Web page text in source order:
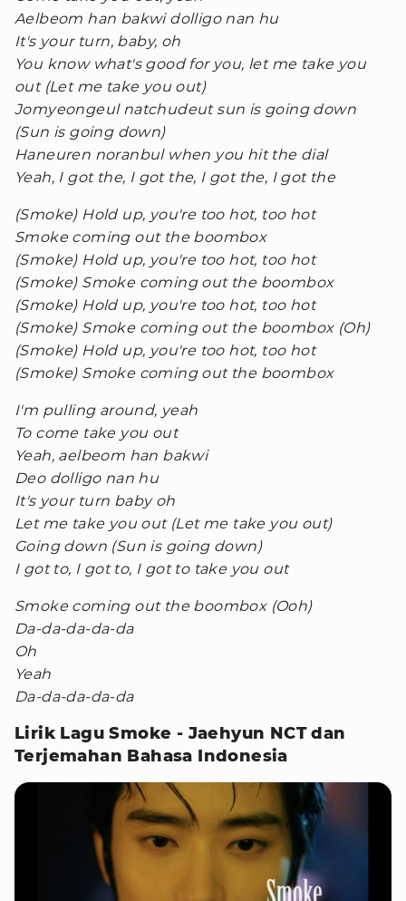
Aelbeom han bakwi dolligo nan hu
It's your turn, baby, oh
You know what's good for you, let me take you
out (Let me take you out)
Jomyeongeul natchudeut sun is going down
(Sun is going down)
Haneuren noranbul when you hit the dial
Yeah, I got the, I got the, I got the, I got the
(Smoke) Hold up, you're too hot, too hot
Smoke coming out the boombox
(Smoke) Hold up, you're too hot, too hot
(Smoke) Smoke coming out the boombox
(Smoke) Hold up, you're too hot, too hot
(Smoke) Smoke coming out the boombox (Oh)
(Smoke) Hold up, you're too hot, too hot
(Smoke) Smoke coming out the boombox
I'm pulling around, yeah
To come take you out
Yeah, aelbeom han bakwi
Deo dolligo nan hu
It's your turn baby oh
Let me take you out (Let me take you out)
Going down (Sun is going down)
I got to, I got to, I got to take you out
Smoke coming out the boombox (Ooh)
Da-da-da-da-da
Oh
Yeah
Da-da-da-da-da
Lirik Lagu Smoke - Jaehyun NCT dan
Terjemahan Bahasa Indonesia